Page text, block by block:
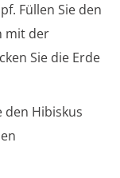
Füllen Sie den
mit der
Sie die Erde
den Hibiskus